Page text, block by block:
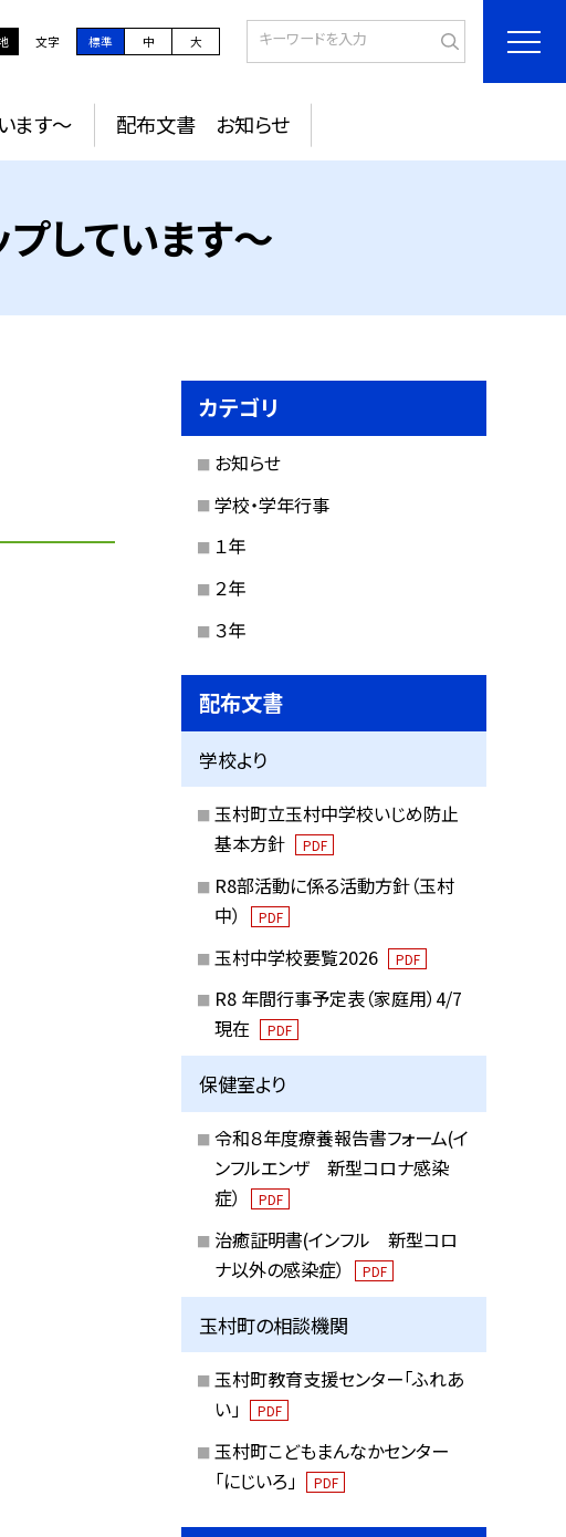
文字 標準 中 大
ます～ 配布文書 お知らせ
しています～
カテゴリ
お知らせ
学校・学年行事
１年
２年
３年
配布文書
学校より
玉村町立玉村中学校いじめ防止
基本方針
PDF
R8部活動に係る活動方針（玉村
中）
PDF
玉村中学校要覧2026 PDF
R8 年間行事予定表（家庭用）4/7
現在
PDF
保健室より
令和８年度療養報告書フォーム(イ
ンフルエンザ 新型コロナ感染
症）
PDF
治癒証明書(インフル 新型コロ
ナ以外の感染症）
PDF
玉村町の相談機関
玉村町教育支援センター「ふれあ
い」
PDF
玉村町こどもまんなかセンター
「にじいろ」
PDF